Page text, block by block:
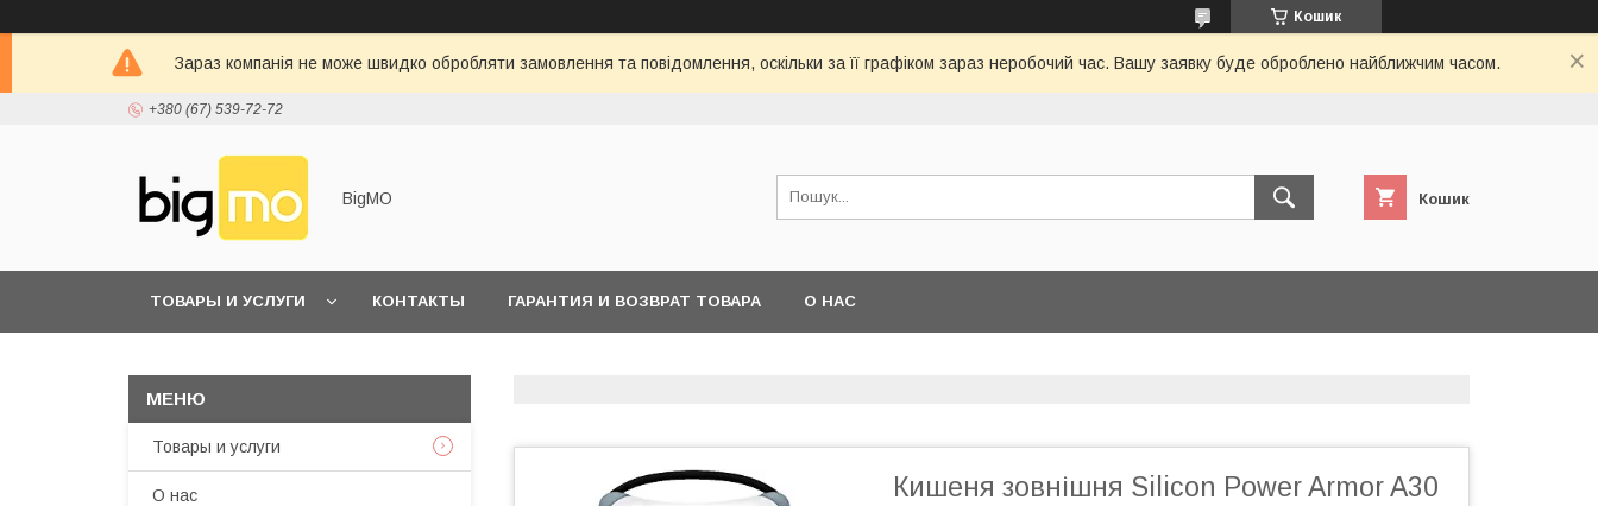
Кошик
Зараз компанія не може швидко обробляти замовлення та повідомлення, оскільки за її графіком зараз неробочий час. Вашу заявку буде оброблено найближчим часом.
+380 (67) 539-72-72
BigMO Кошик
ТОВАРЫ И УСЛУГИ КОНТАКТЫ ГАРАНТИЯ И ВОЗВРАТ ТОВАРА О НАС
Кишеня зовнішня Silicon Power Armor A30
Товары и услуги
О нас